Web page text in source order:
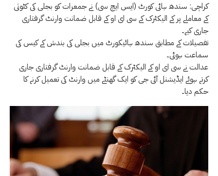
کراچی: سندھ ہائی کورٹ (ایس ایچ سی) نے جمعرات کو بجلی کی کٹوتی
کے معاملے پر کے الیکٹرک کے سی ای او کے قابل ضمانت وارنٹ گرفتاری
جاری کیے۔
تفصیلات کے مطابق سندھ ہائیکورٹ میں بجلی کی بندش کے کیس کی
سماعت ہوئی۔
عدالت نے سی ای او کے الیکٹرک کے قابل ضمانت وارنٹ گرفتاری جاری
کرتے ہوئے ایڈیشنل آئی جی کو ایک گھنٹے میں وارنٹ کی تعمیل کرنے کا
حکم دیا۔